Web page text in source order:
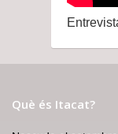
Què és Itacat?